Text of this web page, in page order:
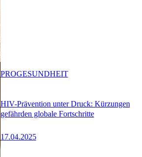
HIV-Prävention unter Druck: Kürzungen
gefährden globale Fortschritte
17.04.2025
PROGESUNDHEIT